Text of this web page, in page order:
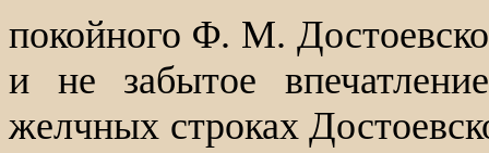
покойного Φ. Μ.
и не забытое
желчных строках